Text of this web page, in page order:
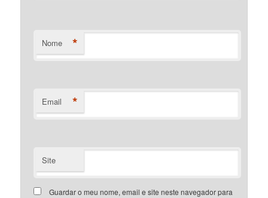
Nome *
Email *
Site
Guardar o meu nome, email e site neste navegador para